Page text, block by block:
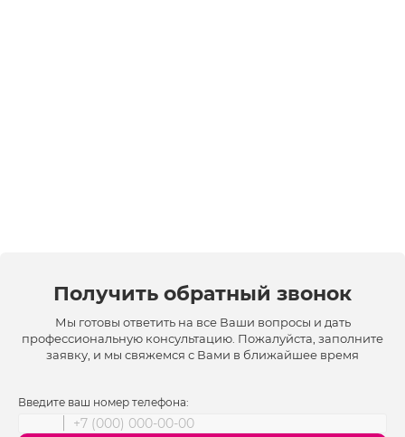
Получить обратный звонок
Мы готовы ответить на все Ваши вопросы и дать
профессиональную консультацию. Пожалуйста, заполните
заявку, и мы свяжемся с Вами в ближайшее время
Введите ваш номер телефона: